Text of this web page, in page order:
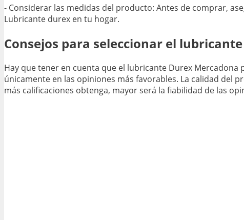
- Considerar las medidas del producto: Antes de comprar,
Lubricante durex en tu hogar.
Consejos para seleccionar el
Hay que tener en cuenta que el lubricante Durex
únicamente en las opiniones más favorables. La calidad del
más calificaciones obtenga, mayor será la fiabilidad de las